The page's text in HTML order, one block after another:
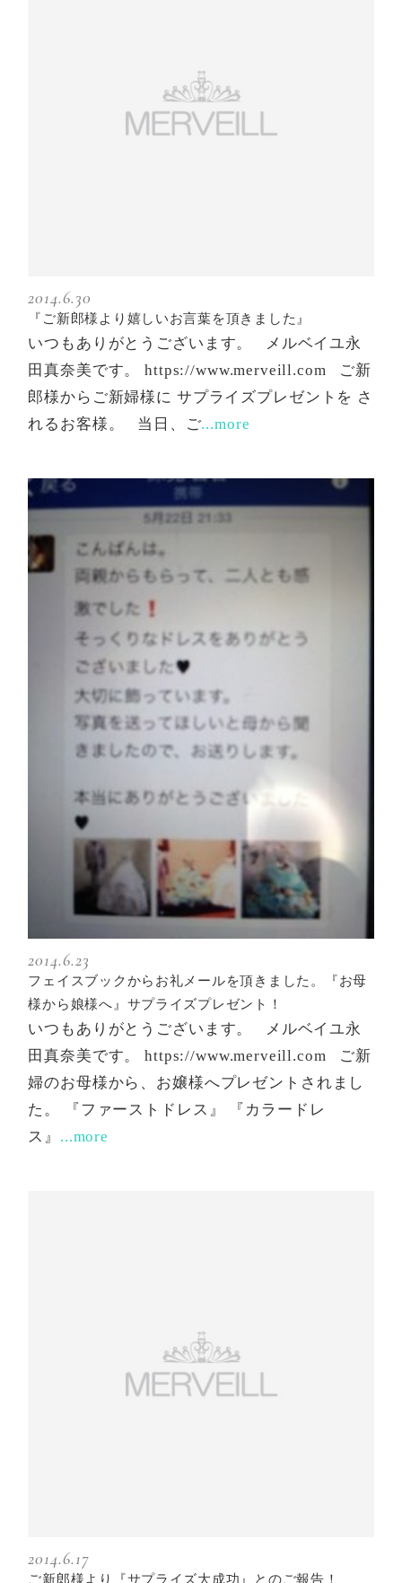
2014.6.30
『ご新郎様より嬉しいお言葉を頂きました』
いつもありがとうございます。 メルベイユ永
田真奈美です。 https://www.merveill.com ご新
郎様からご新婦様に サプライズプレゼントを さ
れるお客様。 当日、ご...more
2014.6.23
フェイスブックからお礼メールを頂きました。『お母
様から娘様へ』サプライズプレゼント！
いつもありがとうございます。 メルベイユ永
田真奈美です。 https://www.merveill.com ご新
婦のお母様から、お嬢様へプレゼントされまし
た。 『ファーストドレス』 『カラードレ
ス』 ...more
2014.6.17
ご新郎様より『サプライズ大成功』とのご報告！